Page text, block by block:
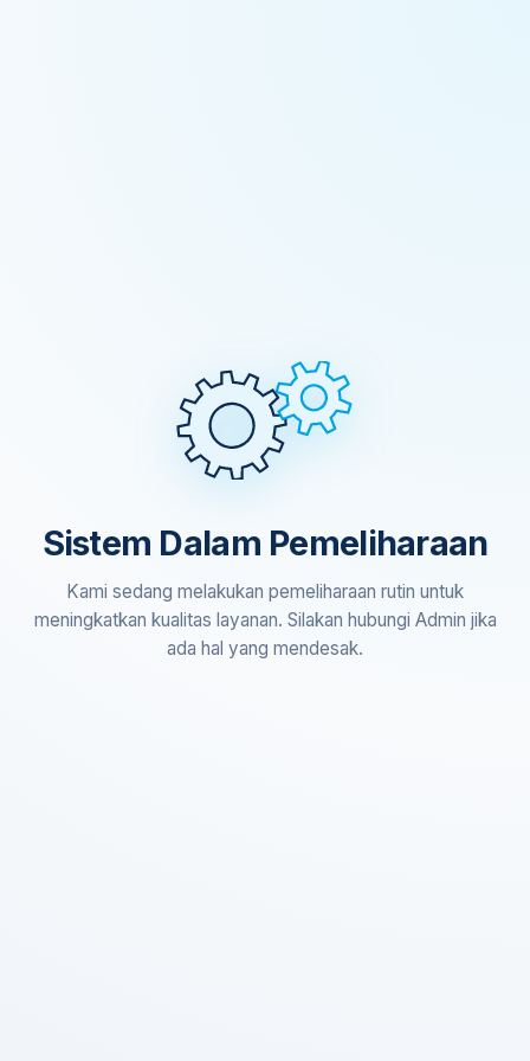
Sistem Dalam Pemeliharaan
Kami sedang melakukan pemeliharaan rutin untuk
meningkatkan kualitas layanan. Silakan hubungi Admin jika
ada hal yang mendesak.